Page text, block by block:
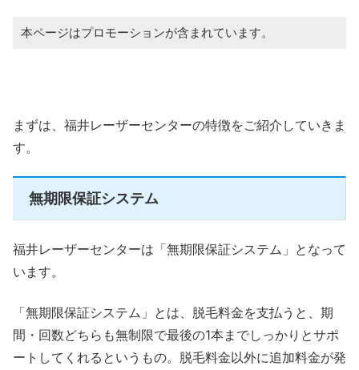
本ページはプロモーションが含まれています。
まずは、福井レーザーセンターの特徴をご紹介していきま
す。
無期限保証システム
福井レーザーセンターは「無期限保証システム」となって
います。
「無期限保証システム」とは、脱毛料金を支払うと、期
間・回数どちらも無制限で最後の1本までしっかりとサポ
ートしてくれるというもの。脱毛料金以外に追加料金が発